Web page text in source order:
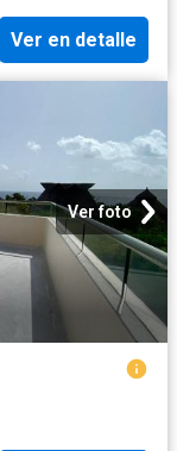
Ver en detalle
Ver foto